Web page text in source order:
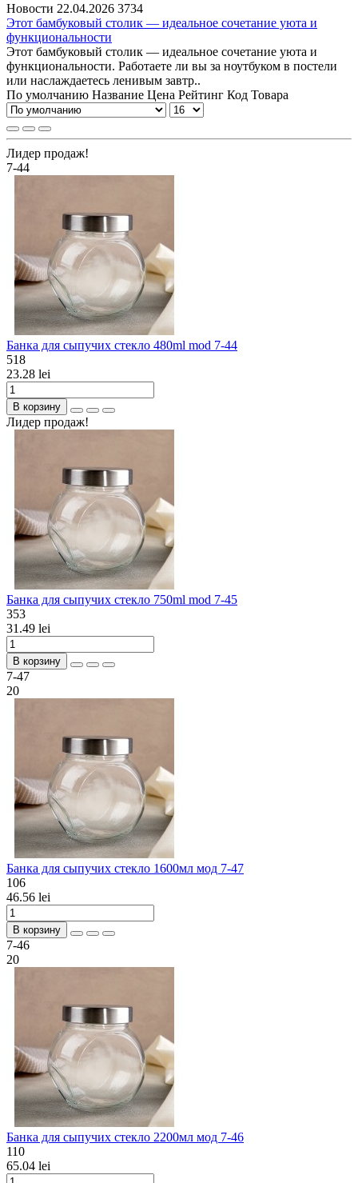
Новости 22.04.2026 3734
Этот бамбуковый столик — идеальное сочетание уюта и
функциональности
Этот бамбуковый столик — идеальное сочетание уюта и
функциональности. Работаете ли вы за ноутбуком в постели
или наслаждаетесь ленивым завтр..
По умолчанию Название Цена Рейтинг Код Товара
Лидер продаж!
7-44
Банка для сыпучих стекло 480ml mod 7-44
518
23.28 lei
В корзину
Лидер продаж!
Банка для сыпучих стекло 750ml mod 7-45
353
31.49 lei
В корзину
7-47
20
Банка для сыпучих стекло 1600мл мод 7-47
106
46.56 lei
В корзину
7-46
20
Банка для сыпучих стекло 2200мл мод 7-46
110
65.04 lei